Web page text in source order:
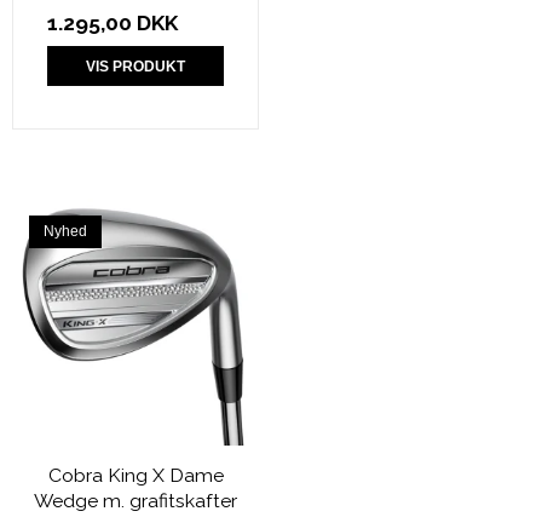
1.295,00 DKK
VIS PRODUKT
Nyhed
Cobra King X Dame
Wedge m. grafitskafter